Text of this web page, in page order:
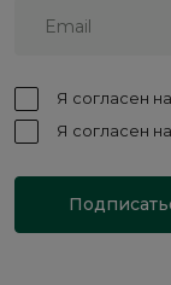
Я согласен
Я согласен на